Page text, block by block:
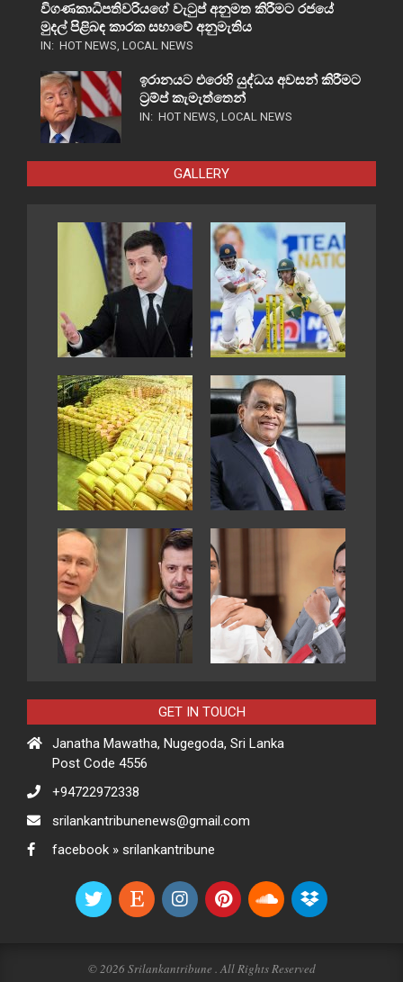
විගණකාධිපතිවරියගේ වැටුප් අනුමත කිරීමට රජයේ
මුදල් පිළිබඳ කාරක සභාවේ අනුමැතිය
IN: HOT NEWS, LOCAL NEWS
ඉරානයට එරෙහි යුද්ධය අවසන් කිරීමට
ට්‍රම්ප් කැමැත්තෙන්
IN: HOT NEWS, LOCAL NEWS
GALLERY
GET IN TOUCH
Janatha Mawatha, Nugegoda, Sri Lanka
Post Code 4556
+94722972338
srilankantribunenews@gmail.com
facebook » srilankantribune
© 2026 Srilankantribune . All Rights Reserved